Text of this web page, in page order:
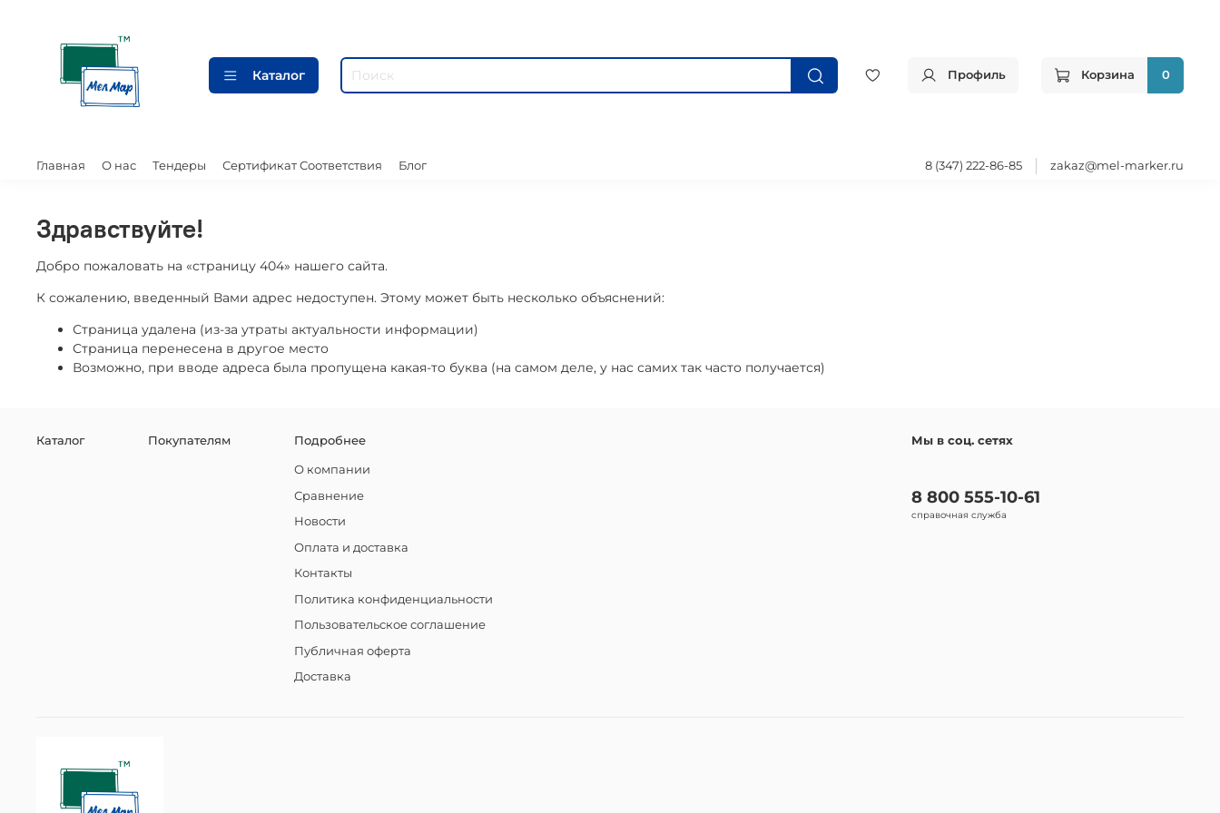
Каталог Профиль Корзина 0
Главная О нас Тендеры Сертификат Соответствия Блог 8 (347) 222-86-85 zakaz@mel-marker.ru
Здравствуйте!
Добро пожаловать на «страницу 404» нашего сайта.
К сожалению, введенный Вами адрес недоступен. Этому может быть несколько объяснений:
Страница удалена (из-за утраты актуальности информации)
Страница перенесена в другое место
Возможно, при вводе адреса была пропущена какая-то буква (на самом деле, у нас самих так часто получается)
Каталог Покупателям Подробнее
О компании
Сравнение
Новости
Оплата и доставка
Контакты
Политика конфиденциальности
Пользовательское соглашение
Публичная оферта
Доставка
Мы в соц. сетях
8 800 555-10-61
справочная служба